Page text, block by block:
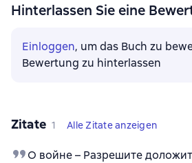
Hinterlassen Sie eine
Einloggen, um das Buch zu
Bewertung zu hinterlassen
Zitate 1 Alle Zitate anzeigen
О войне – Разрешите